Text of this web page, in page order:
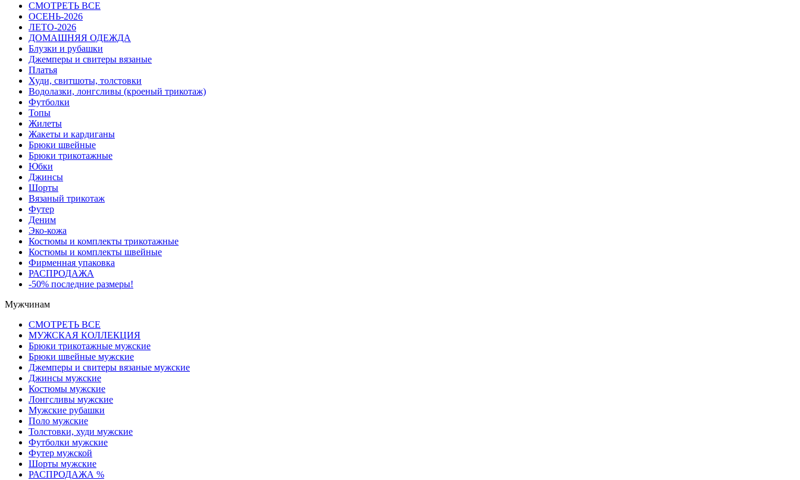
СМОТРЕТЬ ВСЕ
ОСЕНЬ-2026
ЛЕТО-2026
ДОМАШНЯЯ ОДЕЖДА
Блузки и рубашки
Джемперы и свитеры вязаные
Платья
Худи, свитшоты, толстовки
Водолазки, лонгсливы (кроеный трикотаж)
Футболки
Топы
Жилеты
Жакеты и кардиганы
Брюки швейные
Брюки трикотажные
Юбки
Джинсы
Шорты
Вязаный трикотаж
Футер
Деним
Эко-кожа
Костюмы и комплекты трикотажные
Костюмы и комплекты швейные
Фирменная упаковка
РАСПРОДАЖА
-50% последние размеры!
Мужчинам
СМОТРЕТЬ ВСЕ
МУЖСКАЯ КОЛЛЕКЦИЯ
Брюки трикотажные мужские
Брюки швейные мужские
Джемперы и свитеры вязаные мужские
Джинсы мужские
Костюмы мужские
Лонгсливы мужские
Мужские рубашки
Поло мужские
Толстовки, худи мужские
Футболки мужские
Футер мужской
Шорты мужские
РАСПРОДАЖА %